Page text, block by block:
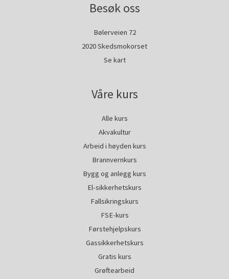
Besøk oss
Bølerveien 72
2020 Skedsmokorset
Se kart
Våre kurs
Alle kurs
Akvakultur
Arbeid i høyden kurs
Brannvernkurs
Bygg og anlegg kurs
El-sikkerhetskurs
Fallsikringskurs
FSE-kurs
Førstehjelpskurs
Gassikkerhetskurs
Gratis kurs
Grøftearbeid